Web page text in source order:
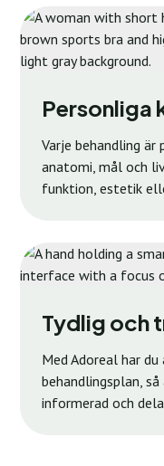
Personliga
Varje behandling
anatomi, mål och
funktion, estetik
Tydlig och
Med Adoreal har
behandlingsplan,
informerad och